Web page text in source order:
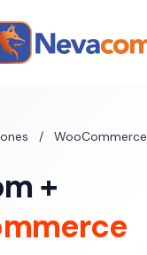
/ WooCommerce
+